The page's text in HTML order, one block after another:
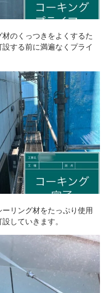
のくっつきをよくするた
する前に満遍なくプライ
リング材をたっぷり使用
していきます。